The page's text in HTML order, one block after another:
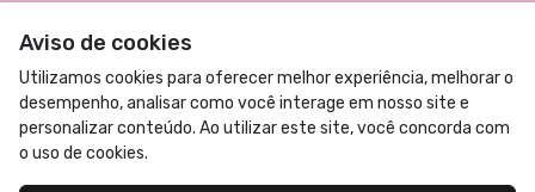
Aviso de cookies
Utilizamos cookies para oferecer melhor experiência, melhorar o
desempenho, analisar como você interage em nosso site e
personalizar conteúdo. Ao utilizar este site, você concorda com
o uso de cookies.